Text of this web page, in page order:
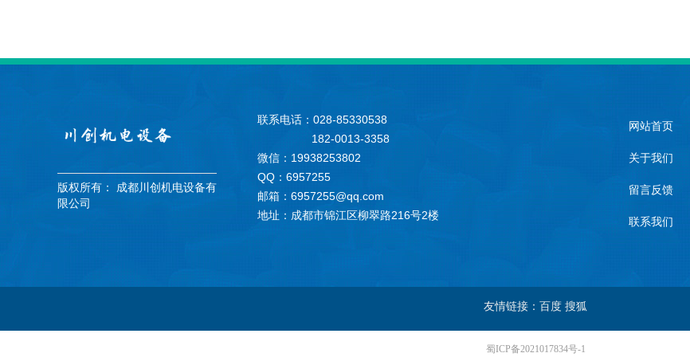
版权所有：
成都川创机电设备有
限公司
联系电话：028-85330538
182-0013-3358
微信：19938253802
QQ：6957255
邮箱：6957255@qq.com
地址：成都市锦江区柳翠路216号2楼
网站首页
关于我们
留言反馈
联系我们
友情链接：百度 搜狐
蜀ICP备2021017834号-1